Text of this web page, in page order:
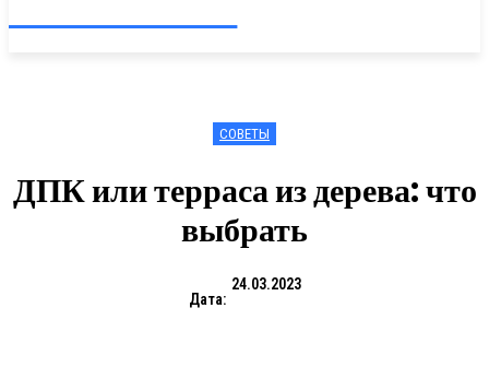
СОВЕТЫ
ДПК или терраса из дерева: что
выбрать
Дата:
24.03.2023